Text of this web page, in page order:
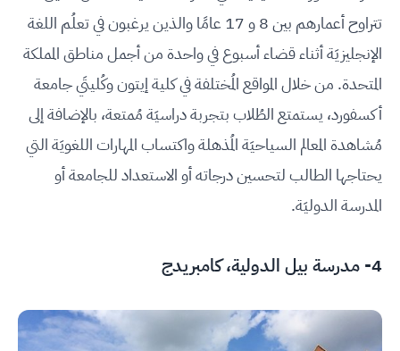
تتراوح أعمارهم بين 8 و 17 عامًا والذين يرغبون في تعلُم اللغة
الإنجليزيَة أثناء قضاء أسبوع في واحدة من أجمل مناطق المملكة
المتحدة. من خلال المواقع المُختلفة في كلية إيتون وكُليتَي جامعة
أكسفورد، يستمتع الطُلاب بتجربة دراسيَة مُمتعة، بالإضافة إلى
مُشاهدة المعالم السياحيَة المُذهلة واكتساب المهارات اللغويَة التي
يحتاجها الطالب لتحسين درجاته أو الاستعداد للجامعة أو
المدرسة الدوليَة.
4- مدرسة بيل الدولية، كامبريدج